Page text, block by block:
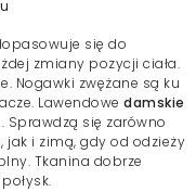
się do
zmiany pozycji ciała.
Nogawki zwężane są ku
Lawendowe damskie
Sprawdzą się zarówno
i zimą, gdy od odzieży
Tkanina dobrze